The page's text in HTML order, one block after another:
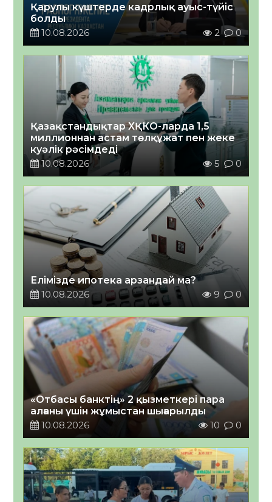
Қарулы күштерде кадрлық ауыс-түйіс
болды
10.08.2026
2 0
Қазақстандықтар ХҚКО-ларда 1,5
миллионнан астам төлқұжат пен жеке
куәлік рәсімдеді
10.08.2026
5 0
Елімізде ипотека арзандай ма?
10.08.2026
9 0
«Отбасы банктің» 2 қызметкері пара
алғаны үшін жұмыстан шығарылды
10.08.2026
10 0